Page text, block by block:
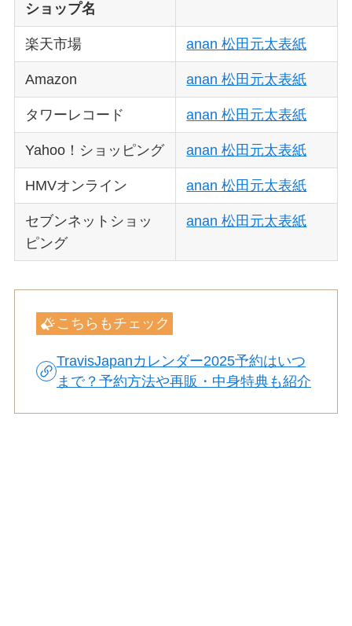
ショップ名
楽天市場 anan 松田元太表紙
Amazon anan 松田元太表紙
タワーレコード anan 松田元太表紙
Yahoo！ショッピング anan 松田元太表紙
HMVオンライン anan 松田元太表紙
セブンネットショッ
ピング
anan 松田元太表紙
こちらもチェック
TravisJapanカレンダー2025予約はいつ
まで？予約方法や再販・中身特典も紹介